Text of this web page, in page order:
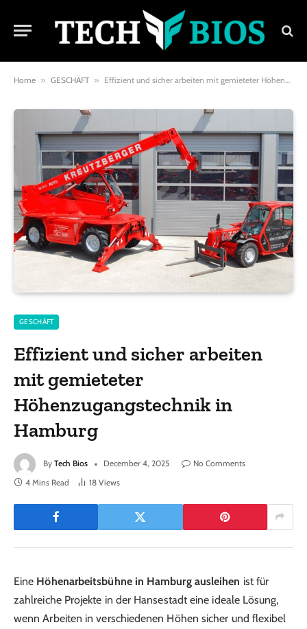
Home » GESCHÄFT » Effizient und sicher arbeiten mit gemieteter Höhenzugangstechnik in Hamburg
GESCHÄFT
Effizient und sicher arbeiten
mit gemieteter
Höhenzugangstechnik in
Hamburg
By Tech Bios December 4, 2025
No Comments
4 Mins Read
18 Views
Eine Höhenarbeitsbühne in Hamburg ausleihen ist für
zahlreiche Projekte in der Hansestadt eine ideale Lösung,
wenn Arbeiten in verschiedenen Höhen sicher und flexibel